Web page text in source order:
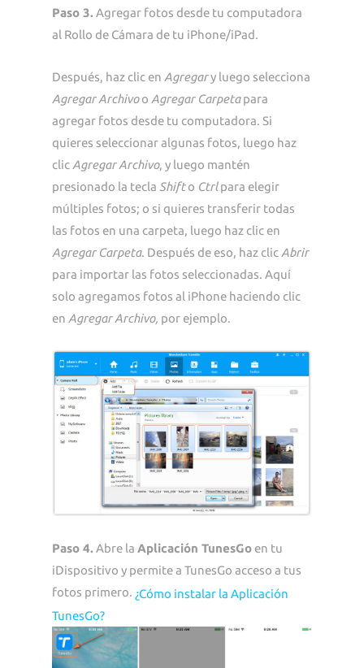
Paso 3. Agregar fotos desde tu computadora
al Rollo de Cámara de tu iPhone/iPad.
Después, haz clic en Agregary luego selecciona
Agregar Archivoo Agregar Carpetapara
agregar fotos desde tu computadora. Si
quieres seleccionar algunas fotos, luego haz
clic Agregar Archivo, y luego mantén
presionado la tecla Shifto Ctrlpara elegir
múltiples fotos; o si quieres transferir todas
las fotos en una carpeta, luego haz clic en
Agregar Carpeta. Después de eso, haz clic Abrir
para importar las fotos seleccionadas. Aquí
solo agregamos fotos al iPhone haciendo clic
en Agregar Archivo, por ejemplo.
Paso 4. Abre la Aplicación TunesGo en tu
iDispositivo y permite a TunesGo acceso a tus
fotos primero. ¿Cómo instalar la Aplicación
TunesGo?